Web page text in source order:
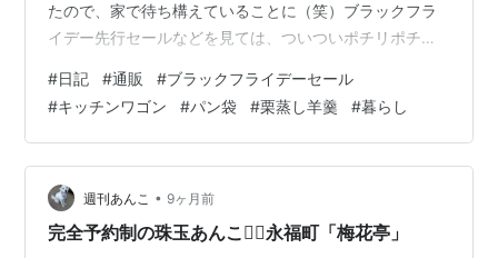
たので、家で待ち構えていることに（笑）ブラックフラ
イデー先行セールなどを見ては、ついついポチリポチリ
も、amazonと楽天を行ったり来たり…物欲は消え
た。。。そう思っていましたが、高価なジュエリーやバ
ッグという意味だったようで、実際は数千円の雑貨をポ
チポチしています。 とはいえ、ほとんどキッチン用品や
美容に関するもの、消耗品ばかりで高価なお買い物はし
ていないので、やはり物欲自体はなくなっているのか…
#日記 #通販 #ブラックフライデーセール
#キッチンワゴン #パン袋 #栗蒸し羊羹 #暮らし
週刊あんこ • 9ヶ月前
完全予約制の珠玉あんこ🙇‍♂️永福町「梅花亭」